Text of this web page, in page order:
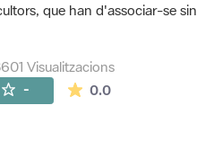
que han d'associar-se
Visualitzacions
- 0.0La mitjana de